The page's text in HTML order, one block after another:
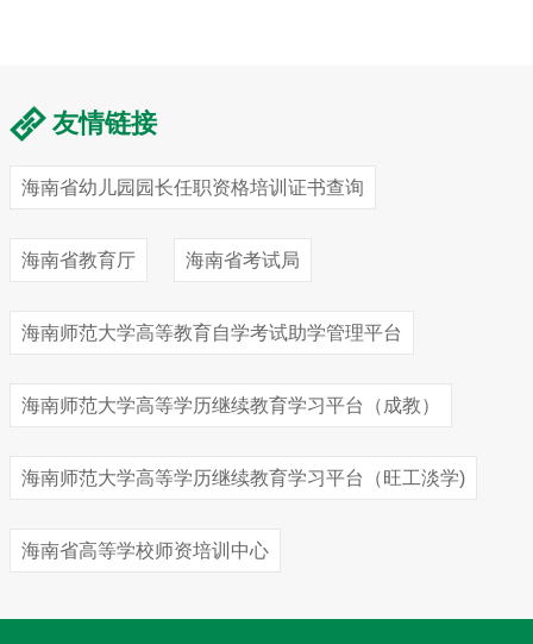
友情链接
海南省幼儿园园长任职资格培训证书查询
海南省教育厅 海南省考试局
海南师范大学高等教育自学考试助学管理平台
海南师范大学高等学历继续教育学习平台（成教）
海南师范大学高等学历继续教育学习平台（旺工淡学)
海南省高等学校师资培训中心